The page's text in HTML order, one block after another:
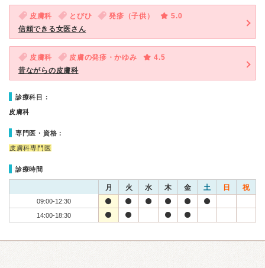
皮膚科 とびひ 発疹（子供）
5.0
信頼できる女医さん
皮膚科 皮膚の発疹・かゆみ
4.5
昔ながらの皮膚科
診療科目：
皮膚科
専門医・資格：
皮膚科専門医
診療時間
月 火 水 木 金 土 日 祝
09:00-12:30
14:00-18:30